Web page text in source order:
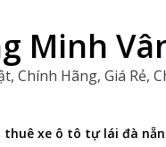
Minh
Chính Hãng, Giá Rẻ,
thuê xe ô tô tự lái đà